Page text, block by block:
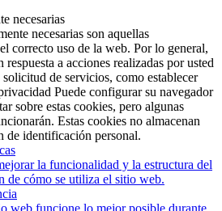
necesarias
necesarias son aquellas
correcto uso de la web. Por lo general,
respuesta a acciones realizadas por usted
de servicios, como establecer
Puede configurar su navegador
sobre estas cookies, pero algunas
Estas cookies no almacenan
de identificación personal.
la funcionalidad y la estructura del
de cómo se utiliza el sitio web.